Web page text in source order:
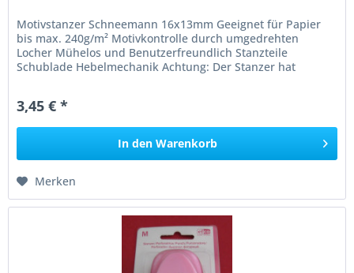
Motivstanzer Schneemann 16x13mm Geeignet für Papier
bis max. 240g/m² Motivkontrolle durch umgedrehten
Locher Mühelos und Benutzerfreundlich Stanzteile
Schublade Hebelmechanik Achtung: Der Stanzer hat
3,45 € *
In den Warenkorb
Merken